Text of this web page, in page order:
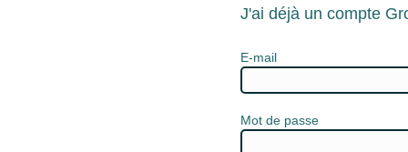
J'ai déjà un compte
E-mail
Mot de passe